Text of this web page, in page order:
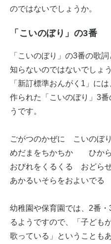
のではないでしょうか。
「こいのぼり」の3番
「こいのぼり」の3番の歌
知らないのではないでしょ
「新訂標準おんがく1」に
作られた「こいのぼり」3
うです。
ごがつのかぜに こいのぼり
めだまをちかちか ひか
おびれをくるくる おどら
あかるいそらをおよいでる
幼稚園や保育園では、2番
るようですので、「子ども
歌っている」ということも